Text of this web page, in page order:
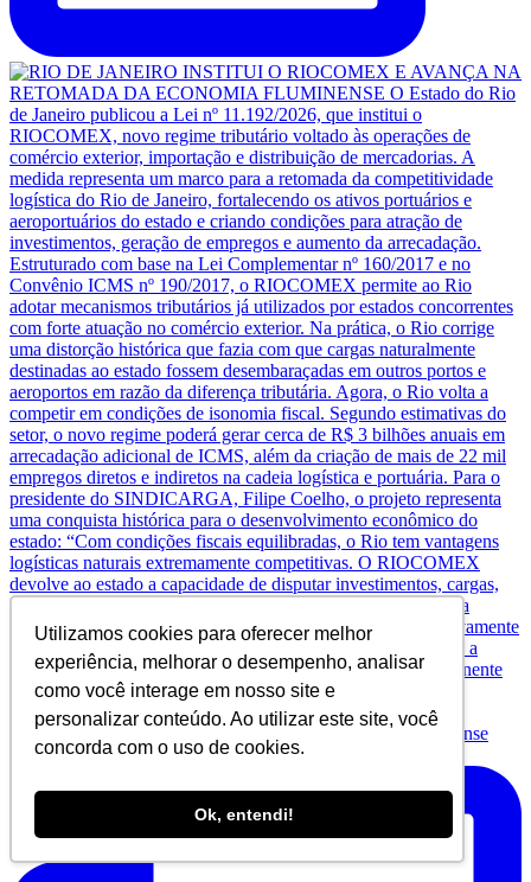
Utilizamos cookies para oferecer melhor
experiência, melhorar o desempenho, analisar
como você interage em nosso site e
personalizar conteúdo. Ao utilizar este site, você
concorda com o uso de cookies.
Ok, entendi!
Nem sempre o valor do IPTU reflete a realidade de